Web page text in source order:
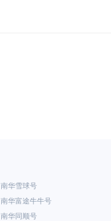
南华雪球号
南华富途牛牛号
南华同顺号